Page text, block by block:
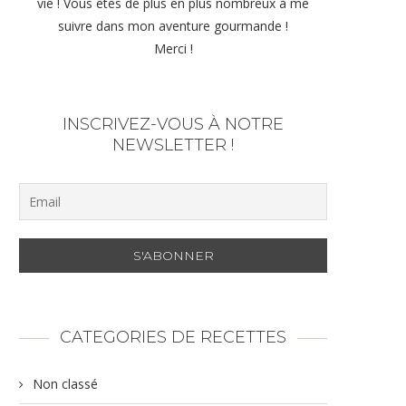
suivre dans mon aventure gourmande !
Merci !
INSCRIVEZ-VOUS À NOTRE
NEWSLETTER !
CATEGORIES DE RECETTES
Non classé